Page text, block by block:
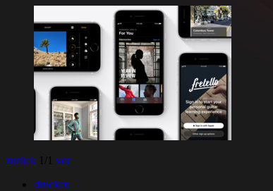
zurück 1 /1 vor
drucken